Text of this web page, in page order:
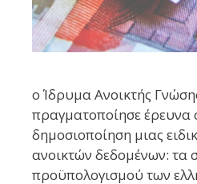
ο Ίδρυμα Ανοικτής
πραγματοποίησε έρευνα
δημοσιοποίηση μιας
ανοικτών δεδομένων: τα
προϋπολογισμού των